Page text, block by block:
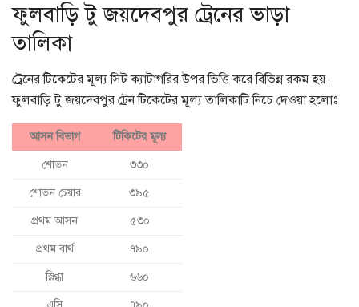
ফুলবাড়ি টু জয়দেবপুর ট্রেনের ভাড়া
তালিকা
ট্রেনের টিকেটের মূল্য সিট ক্যাটাগরির উপর ভিত্তি করে বিভিন্ন রকম হয়।
ফুলবাড়ি টু জয়দেবপুর ট্রেন টিকেটের মূল্য তালিকাটি নিচে দেওয়া হলোঃ
আসন বিভাগ টিকিটের মূল্য
শোভন ৩৩০
শোভন চেয়ার ৩৯৫
প্রথম আসন ৫৩০
প্রথম বার্থ ৭৯০
স্নিগ্ধা ৬৬০